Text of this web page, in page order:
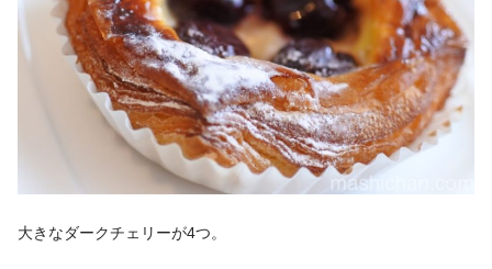
大きなダークチェリーが4つ。